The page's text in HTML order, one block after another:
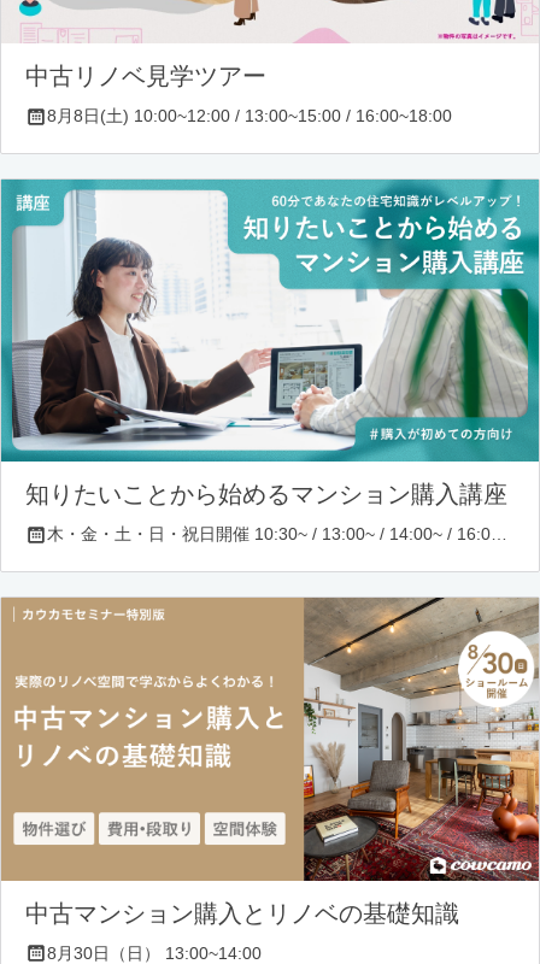
中古リノベ見学ツアー
8月8日(土) 10:00~12:00 / 13:00~15:00 / 16:00~18:00
知りたいことから始めるマンション購入講座
木・金・土・日・祝日開催 10:30~ / 13:00~ / 14:00~ / 16:00~ / 17:00~/ 18:30~/ 19:30~
中古マンション購入とリノベの基礎知識
8月30日（日） 13:00~14:00